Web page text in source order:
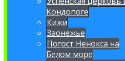
Кондопоге
Кижи
Заонежье
Погост Ненокса на
Белом море